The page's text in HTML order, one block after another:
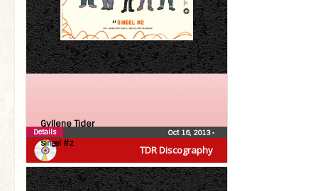
TDR Discography
Gyllene Tider
Singel #2
Oct 16, 2013•
Details